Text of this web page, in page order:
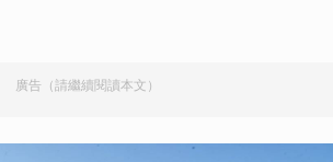
廣告（請繼續閱讀本文）